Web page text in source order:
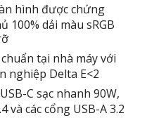
hình được chứng
100% dải màu sRGB
tại nhà máy với
nghiệp Delta E<2
C sạc nhanh 90W,
và các cổng USB-A 3.2